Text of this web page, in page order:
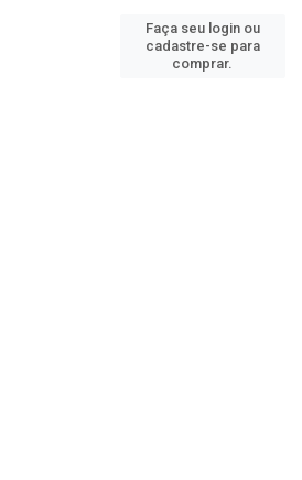
Faça seu login ou
cadastre-se para
comprar.